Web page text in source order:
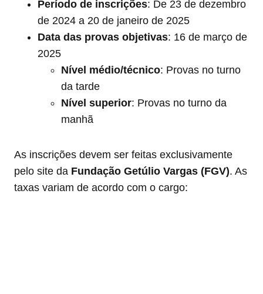
Período de inscrições: De 23 de dezembro
de 2024 a 20 de janeiro de 2025
Data das provas objetivas: 16 de março de
2025
Nível médio/técnico: Provas no turno
da tarde
Nível superior: Provas no turno da
manhã
As inscrições devem ser feitas exclusivamente
pelo site da Fundação Getúlio Vargas (FGV). As
taxas variam de acordo com o cargo: